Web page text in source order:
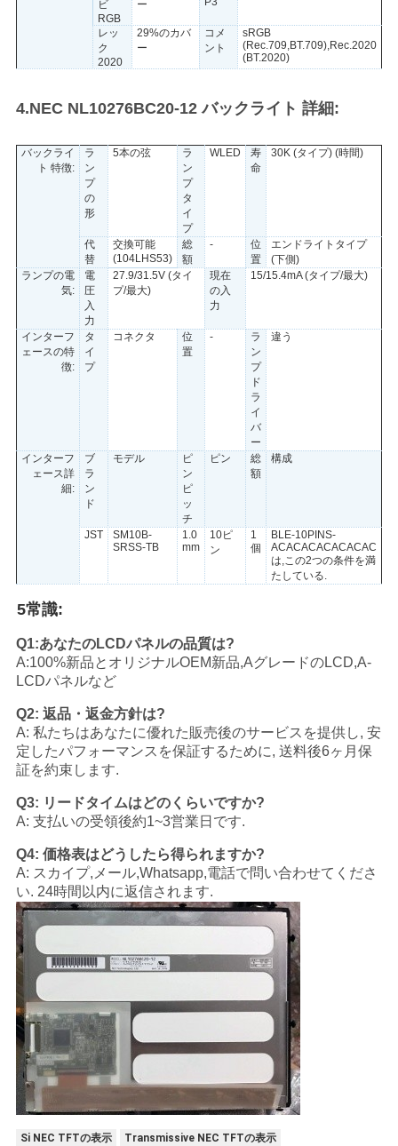
ビ
RGB
ー
レッ
ク
2020
29%のカバ
ー
コメ
ント
sRGB
(Rec.709,BT.709),Rec.2020
(BT.2020)
4.NEC NL10276BC20-12 バックライト 詳細:
バックライ
ト 特徴:
ラ
ン
プ
の
形
5本の弦
ラ
ン
プ
タ
イ
プ
WLED
寿
命
30K (タイプ) (時間)
代
替
交換可能
(104LHS53)
総
額
-
位
置
エンドライトタイプ
(下側)
ランプの電
気:
電
圧
入
力
27.9/31.5V (タイ
プ/最大)
現在
の入
力
15/15.4mA (タイプ/最大)
インターフ
ェースの特
徴:
タ
イ
プ
コネクタ
位
置
-
ラ
ン
プ
ド
ラ
イ
バ
ー
違う
インターフ
ェース詳
細:
ブ
ラ
ン
ド
モデル
ピ
ン
ピ
ッ
チ
ピン
総
額
構成
JST
SM10B-
SRSS-TB
1.0
mm
10ピ
ン
1
個
BLE-10PINS-
ACACACACACACAC
は,この2つの条件を満
たしている.
5常識:
Q1:あなたのLCDパネルの品質は?
A:100%新品とオリジナルOEM新品,AグレードのLCD,A-
LCDパネルなど
Q2: 返品・返金方針は?
A: 私たちはあなたに優れた販売後のサービスを提供し, 安
定したパフォーマンスを保証するために, 送料後6ヶ月保
証を約束します.
Q3: リードタイムはどのくらいですか?
A: 支払いの受領後約1~3営業日です.
Q4: 価格表はどうしたら得られますか?
A: スカイプ,メール,Whatsapp,電話で問い合わせてくださ
い. 24時間以内に返信されます.
Si NEC TFTの表示
Transmissive NEC TFTの表示